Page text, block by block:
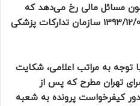
مسائل مالی رخ می‌دهد که
منجر به شکایت کیفری مورخ 1393/12/05 سازمان تدارکات پزشکی
توجه به مراتب اعلامی، شکایت
تهران مطرح که پس از
کیفرخواست پرونده به شعبه